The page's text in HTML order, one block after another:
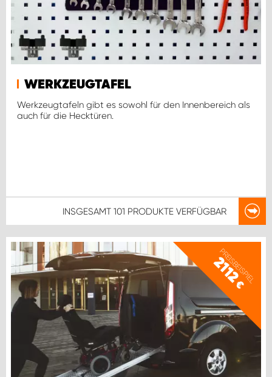
WERKZEUGTAFEL
Werkzeugtafeln gibt es sowohl für den Innenbereich als
auch für die Hecktüren.
INSGESAMT 101 PRODUKTE VERFÜGBAR
PREISBEISPIEL
2112
€